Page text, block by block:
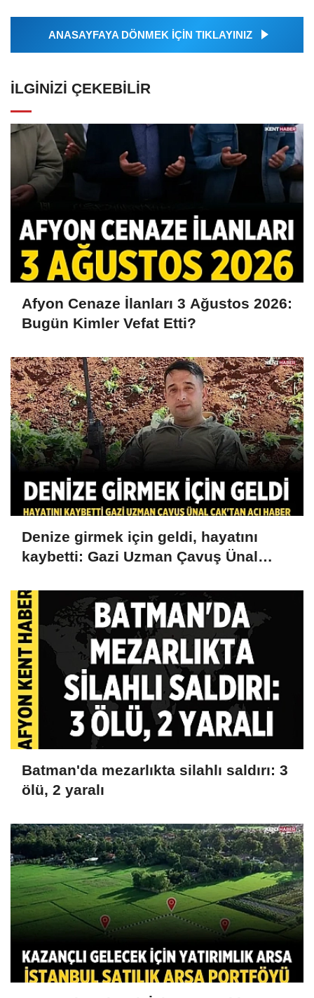
ANASAYFAYA DÖNMEK İÇİN TIKLAYINIZ
İLGINIZI ÇEKEBILIR
Afyon Cenaze İlanları 3 Ağustos 2026:
Bugün Kimler Vefat Etti?
Denize girmek için geldi, hayatını
kaybetti: Gazi Uzman Çavuş Ünal
Batman'da mezarlıkta silahlı saldırı: 3
ölü, 2 yaralı